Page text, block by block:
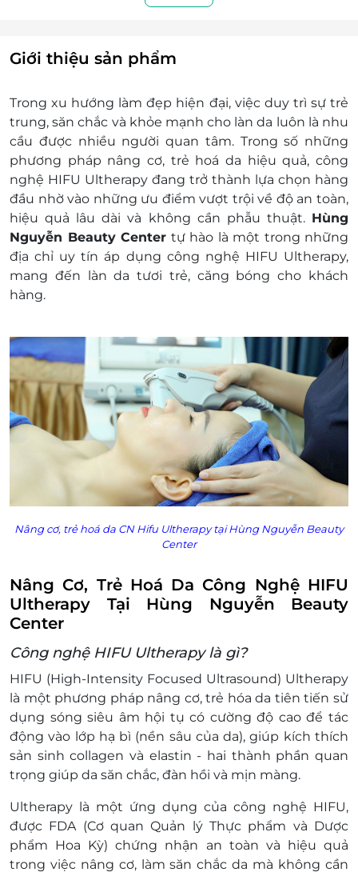
Khách hàng liên hệ đăng ký dịch vụ trước khi
đến để được phục vụ tốt nhất:
Địa chỉ: Số 543/7 Nguyễn Đình Chiểu,
Phường 2, Quận 3, Thành phố Hồ Chí Minh
Một khách hàng được mua nhiều E-Voucher/E-
Coupon
E-Voucher/E-Coupon không có giá trị quy đổi
thành tiền mặt, không trả lại tiền thừa
Không áp dụng đồng thời cùng lúc với các
chương trình khuyến mại khác
Giá chưa bao gồm VAT.
Giới thiệu sản phẩm
Trong xu hướng làm đẹp hiện đại, việc duy trì sự trẻ
trung, săn chắc và khỏe mạnh cho làn da luôn là nhu
cầu được nhiều người quan tâm. Trong số những
phương pháp nâng cơ, trẻ hoá da hiệu quả, công
nghệ HIFU Ultherapy đang trở thành lựa chọn hàng
đầu nhờ vào những ưu điểm vượt trội về độ an toàn,
hiệu quả lâu dài và không cần phẫu thuật. Hùng
Nguyễn Beauty Center tự hào là một trong những
địa chỉ uy tín áp dụng công nghệ HIFU Ultherapy,
mang đến làn da tươi trẻ, căng bóng cho khách
hàng.
Nâng cơ, trẻ hoá da CN Hifu Ultherapy tại Hùng Nguyễn Beauty
Center
Nâng Cơ, Trẻ Hoá Da Công Nghệ HIFU
Ultherapy Tại Hùng Nguyễn Beauty
Center
Công nghệ HIFU Ultherapy là gì?
HIFU (High-Intensity Focused Ultrasound) Ultherapy
là một phương pháp nâng cơ, trẻ hóa da tiên tiến sử
dụng sóng siêu âm hội tụ có cường độ cao để tác
động vào lớp hạ bì (nền sâu của da), giúp kích thích
sản sinh collagen và elastin - hai thành phần quan
trọng giúp da săn chắc, đàn hồi và mịn màng.
Ultherapy là một ứng dụng của công nghệ HIFU,
được FDA (Cơ quan Quản lý Thực phẩm và Dược
phẩm Hoa Kỳ) chứng nhận an toàn và hiệu quả
trong việc nâng cơ, làm săn chắc da mà không cần